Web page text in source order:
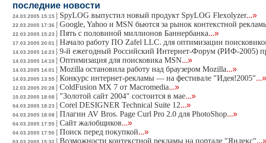
последние новости
24.03.2005 15:15 | SpyLOG выпустил новый продукт SpyLOG Flexolyzer...»
22.03.2005 17:36 | Google, Yahoo и MSN бьются за рынок контекстной
22.03.2005 15:23 | Пять с половиной миллионов Баннербанка...»
17.03.2005 20:01 | Начало работу ПО Zafel LLC. для оптимизации
14.03.2005 14:23 | 9-й ежегодный Российский Интернет-Форум (РИФ-2005)
14.03.2005 14:10 | Оптимизация для поисковика MSN...»
14.03.2005 14:01 | Mozilla остановила работу над браузером Mozilla...»
14.03.2005 13:55 | Конкурс интернет-рекламы — на фестивале "Идея!2005"...»
12.03.2005 20:28 | ColdFusion MX 7 от Macromedia...»
10.03.2005 18:08 | "Золотой сайт 2004" состоится в мае...»
04.03.2005 18:23 | Corel DESIGNER Technical Suite 12...»
04.03.2005 18:08 | Плагин AV Bros. Page Curl Pro 2.0 для PhotoShop...»
04.03.2005 17:55 | Сайт жалобщиков...»
04.03.2005 17:50 | Поиск перед покупкой...»
03.03.2005 15:32 | Возможности контекстной рекламы на портале "Яндекс"